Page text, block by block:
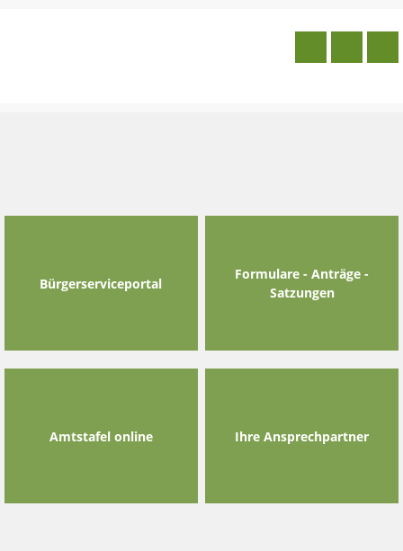
Bürgerserviceportal
Formulare - Anträge -
Satzungen
Amtstafel online Ihre Ansprechpartner